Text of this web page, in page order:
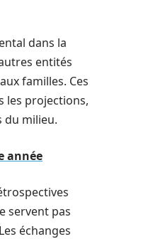
dans la
entités
familles. Ces
les projections,
du milieu.
année
servent pas
échanges